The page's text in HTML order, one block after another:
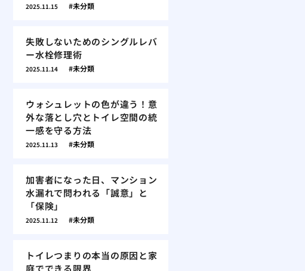
2025.11.15 未分類
失敗しないためのシングルレバ
ー水栓修理術
2025.11.14 未分類
ウォシュレットの色が違う！意
外な落とし穴とトイレ空間の統
一感を守る方法
2025.11.13 未分類
加害者になった日、マンション
水漏れで問われる「誠意」と
「保険」
2025.11.12 未分類
トイレつまりの本当の原因と家
庭でできる限界